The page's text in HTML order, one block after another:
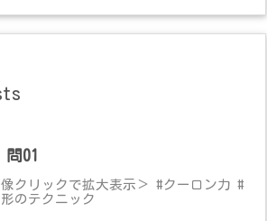
問01
像クリックで拡大表示＞ #クーロン力 #
のテクニック